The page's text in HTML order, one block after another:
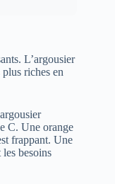
L’argousier
plus riches en
C. Une orange
frappant. Une
besoins